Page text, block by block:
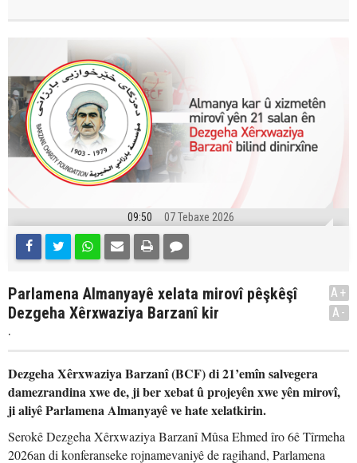
09:50 07 Tebaxe 2026
Parlamena Almanyayê xelata mirovî pêşkêşî
Dezgeha Xêrxwaziya Barzanî kir
.
A+
A-
Dezgeha Xêrxwaziya Barzanî (BCF) di 21’emîn salvegera
damezrandina xwe de, ji ber xebat û projeyên xwe yên mirovî,
ji aliyê Parlamena Almanyayê ve hate xelatkirin.
Serokê Dezgeha Xêrxwaziya Barzanî Mûsa Ehmed îro 6ê Tîrmeha
2026an di konferanseke rojnamevaniyê de ragihand, Parlamena